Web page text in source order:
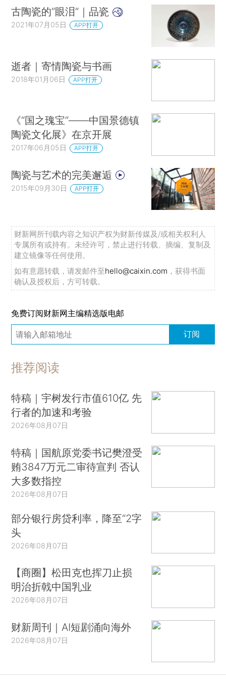
古陶瓷的“眼泪”｜品瓷
2021年07月05日 APP打开
逝者｜寄情陶瓷与书画
2018年01月06日 APP打开
《“国之瑰宝”——中国景德镇
陶瓷文化展》在京开展
2017年06月05日 APP打开
陶瓷与艺术的完美邂逅
2015年09月30日 APP打开
财新网所刊载内容之知识产权为财新传媒及/或相关权利人
专属所有或持有。未经许可，禁止进行转载、摘编、复制及
建立镜像等任何使用。
如有意愿转载，请发邮件至hello@caixin.com ，获得书面
确认及授权后，方可转载。
免费订阅财新网主编精选版电邮
订阅
推荐阅读
特稿｜宇树发行市值610亿 先
行者的加速和考验
2026年08月07日
特稿｜国航原党委书记樊澄受
贿3847万元二审待宣判 否认
大多数指控
2026年08月07日
部分银行房贷利率，降至“2字
头
2026年08月07日
【商圈】松田克也挥刀止损
明治折戟中国乳业
2026年08月07日
财新周刊｜AI短剧涌向海外
2026年08月07日